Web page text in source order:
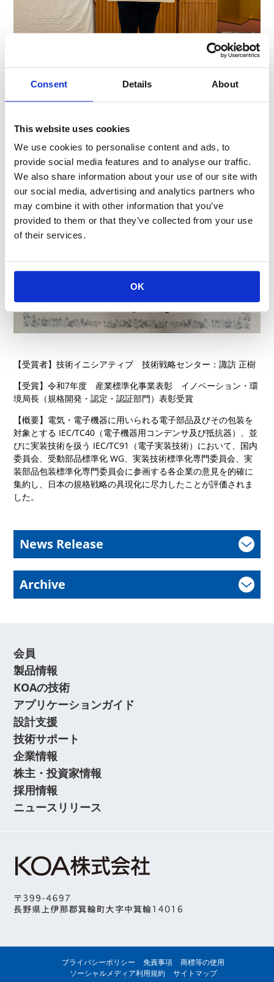
Consent Details About
This website uses cookies
We use cookies to personalise content and ads, to
provide social media features and to analyse our traffic.
We also share information about your use of our site with
our social media, advertising and analytics partners who
may combine it with other information that you’ve
provided to them or that they’ve collected from your use
of their services.
OK
【受賞者】技術イニシアティブ 技術戦略センター：諏訪 正樹
【受賞】令和7年度 産業標準化事業表彰 イノベーション・環
境局長（規格開発・認定・認証部門）表彰受賞
【概要】電気・電子機器に用いられる電子部品及びその包装を
対象とする IEC/TC40（電子機器用コンデンサ及び抵抗器）、並
びに実装技術を扱う IEC/TC91（電子実装技術）において、国内
委員会、受動部品標準化 WG、実装技術標準化専門委員会、実
装部品包装標準化専門委員会に参画する各企業の意見を的確に
集約し、日本の規格戦略の具現化に尽力したことが評価されま
した。
News Release
Archive
会員
製品情報
KOAの技術
アプリケーションガイド
設計支援
技術サポート
企業情報
株主・投資家情報
採用情報
ニュースリリース
プライバシーポリシー 免責事項
商標等の使用
ソーシャルメディア利用規約
サイトマップ